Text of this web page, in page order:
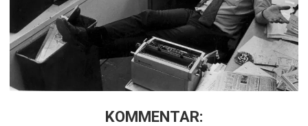
KOMMENTAR: